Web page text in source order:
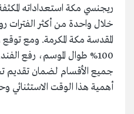
ريجنسي مكة استعداداته
خلال واحدة من أكثر الفترات
المقدسة مكة المكرمة. ومع
100% طوال الموسم، رفع
جميع الأقسام لضمان
أهمية هذا الوقت الاستثنائي